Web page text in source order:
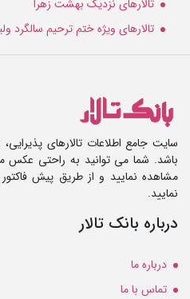
تالارهای نزدیک بهشت زهرا
تالارهای ویژه ختم ترحیم سالگرد
سایت جامع اطلاعات تالارهای پذیرایی،
باشد. شما می توانید به راحتی عکس
مشاهده نمایید و از طریق پیش
نمایید.
درباره بانک تالار
درباره ما
تماس با ما